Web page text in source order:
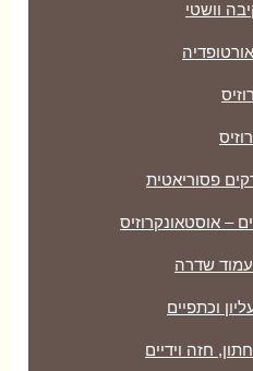
וושטי
פסוריאטית
– אוסטאונקרוזיס
שדרה
וכתפיים
חזה וידיים